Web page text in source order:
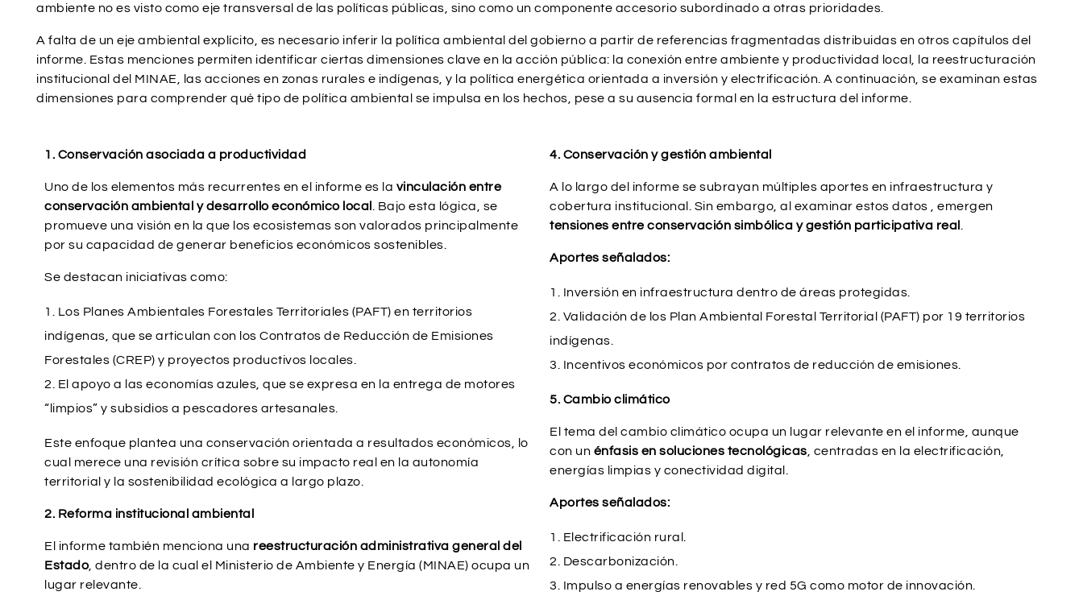
ambiente no es visto como eje transversal de las políticas públicas, sino como un componente accesorio subordinado a otras prioridades.
A falta de un eje ambiental explícito, es necesario inferir la política ambiental del gobierno a partir de referencias fragmentadas distribuidas en otros capítulos del
informe. Estas menciones permiten identificar ciertas dimensiones clave en la acción pública: la conexión entre ambiente y productividad local, la reestructuración
institucional del MINAE, las acciones en zonas rurales e indígenas, y la política energética orientada a inversión y electrificación. A continuación, se examinan estas
dimensiones para comprender qué tipo de política ambiental se impulsa en los hechos, pese a su ausencia formal en la estructura del informe.
1. Conservación asociada a productividad
Uno de los elementos más recurrentes en el informe es la vinculación entre
conservación ambiental y desarrollo económico local
. Bajo esta lógica, se
promueve una visión en la que los ecosistemas son valorados principalmente
por su capacidad de generar beneficios económicos sostenibles.
Se destacan iniciativas como:
Los Planes Ambientales Forestales Territoriales (PAFT) en territorios
indígenas, que se articulan con los Contratos de Reducción de Emisiones
Forestales (CREP) y proyectos productivos locales.
El apoyo a las economías azules, que se expresa en la entrega de motores
“limpios” y subsidios a pescadores artesanales.
Este enfoque plantea una conservación orientada a resultados económicos, lo
cual merece una revisión crítica sobre su impacto real en la autonomía
territorial y la sostenibilidad ecológica a largo plazo.
2. Reforma institucional ambiental
El informe también menciona una reestructuración administrativa general del
Estado, dentro de la cual el Ministerio de Ambiente y Energía (MINAE) ocupa un
lugar relevante.
4. Conservación y gestión ambiental
A lo largo del informe se subrayan múltiples aportes en infraestructura y
cobertura institucional. Sin embargo, al examinar estos datos , emergen
tensiones entre conservación simbólica y gestión participativa real
Aportes señalados:
Inversión en infraestructura dentro de áreas protegidas.
Validación de los Plan Ambiental Forestal Territorial (PAFT) por 19 territorios
indígenas.
Incentivos económicos por contratos de reducción de emisiones.
5. Cambio climático
El tema del cambio climático ocupa un lugar relevante en el informe, aunque
con un énfasis en soluciones tecnológicas , centradas en la electrificación,
energías limpias y conectividad digital.
Aportes señalados:
Electrificación rural.
Descarbonización.
Impulso a energías renovables y red 5G como motor de innovación.